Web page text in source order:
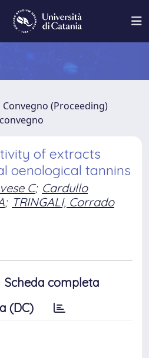
(Proceeding)
of extracts
oenological tannins
C; Cardullo
; TRINGALI, Corrado
Scheda completa
(DC)